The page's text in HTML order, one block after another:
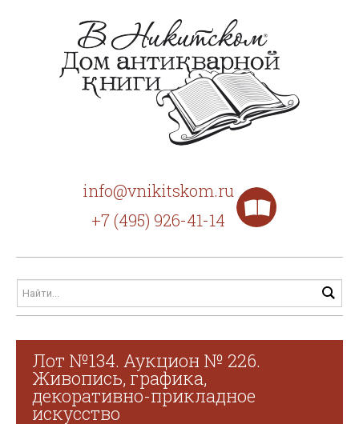
info@vnikitskom.ru
+7 (495) 926-41-14
Лот №134. Аукцион № 226.
Живопись, графика,
декоративно-прикладное
искусство